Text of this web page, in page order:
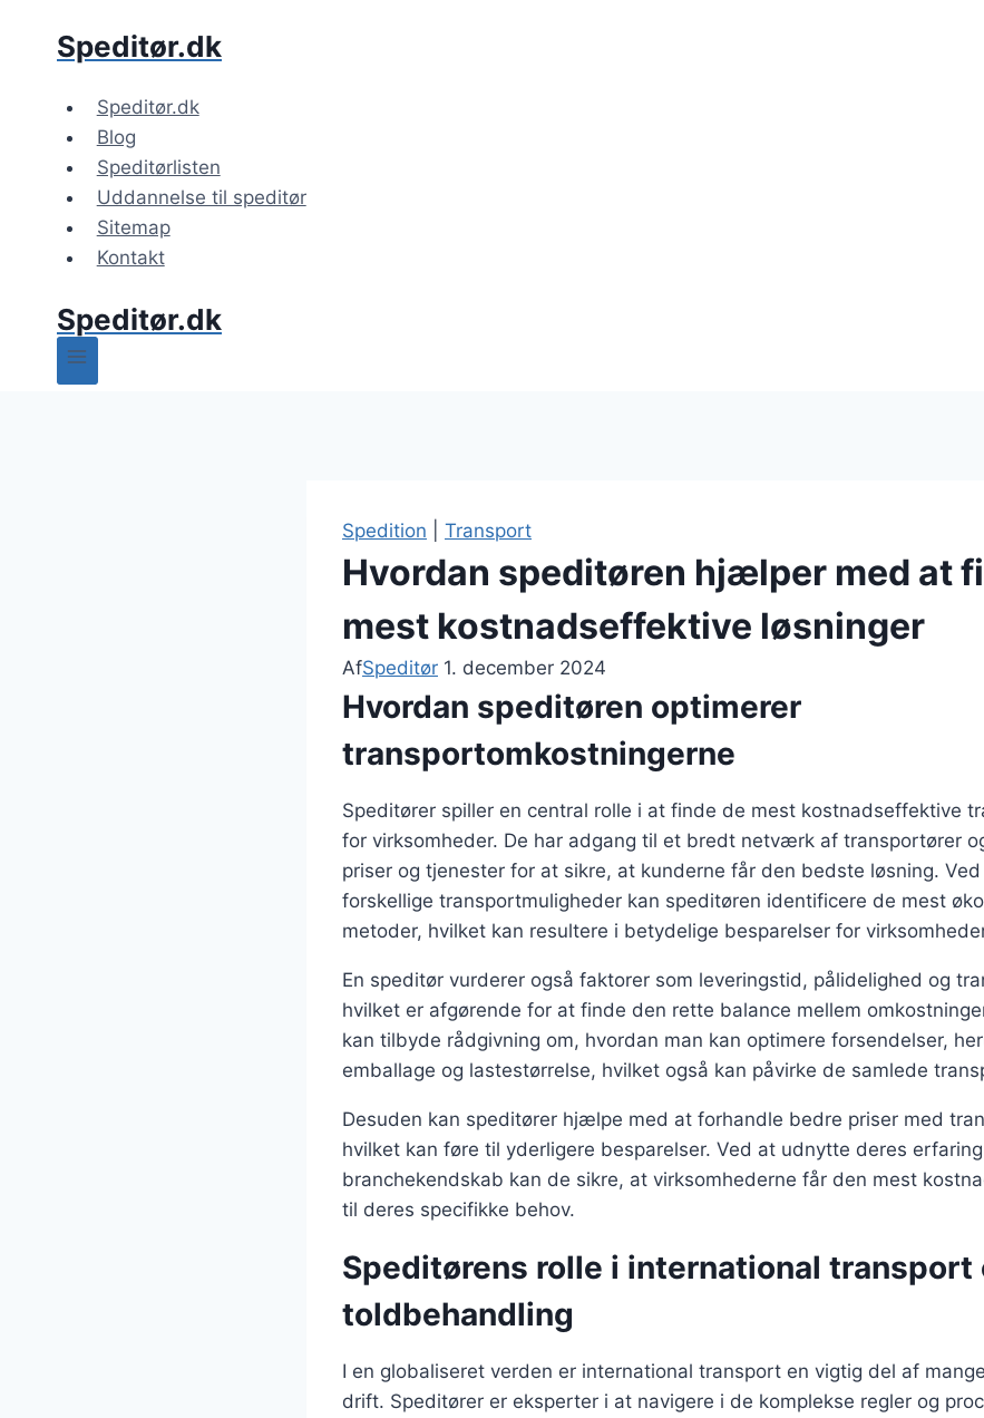
Speditør.dk
Speditør.dk
Blog
Speditørlisten
Uddannelse til speditør
Sitemap
Kontakt
Speditør.dk
Spedition Transport
Hvordan speditøren hjælper med at
mest kostnadseffektive løsninger
AfSpeditør 1. december 2024
Hvordan speditøren optimerer
transportomkostningerne
Speditører spiller en central rolle i at finde de mest kostnadseffektive
for virksomheder. De har adgang til et bredt netværk af transportører
priser og tjenester for at sikre, at kunderne får den bedste løsning.
forskellige transportmuligheder kan speditøren identificere de mest
metoder, hvilket kan resultere i betydelige besparelser for
En speditør vurderer også faktorer som leveringstid, pålidelighed og
hvilket er afgørende for at finde den rette balance mellem
kan tilbyde rådgivning om, hvordan man kan optimere forsendelser,
emballage og lastestørrelse, hvilket også kan påvirke de samlede
Desuden kan speditører hjælpe med at forhandle bedre priser med
hvilket kan føre til yderligere besparelser. Ved at udnytte deres
branchekendskab kan de sikre, at virksomhederne får den mest
til deres specifikke behov.
Speditørens rolle i international transport
toldbehandling
I en globaliseret verden er international transport en vigtig del af
drift. Speditører er eksperter i at navigere i de komplekse regler og